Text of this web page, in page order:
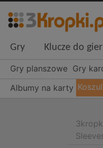
Gry Klucze do gier
Gry planszowe Gry
Albumy na karty